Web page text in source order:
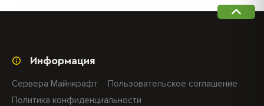
Информация
Сервера Майнкрафт
Пользовательское соглашение
Политика конфиденциальности